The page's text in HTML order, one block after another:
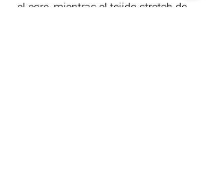
el core, mientras el tejido stretch de